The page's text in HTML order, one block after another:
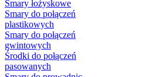
Smary łożyskowe
Smary do połączeń
plastikowych
Smary do połączeń
gwintowych
Środki do połączeń
pasowanych